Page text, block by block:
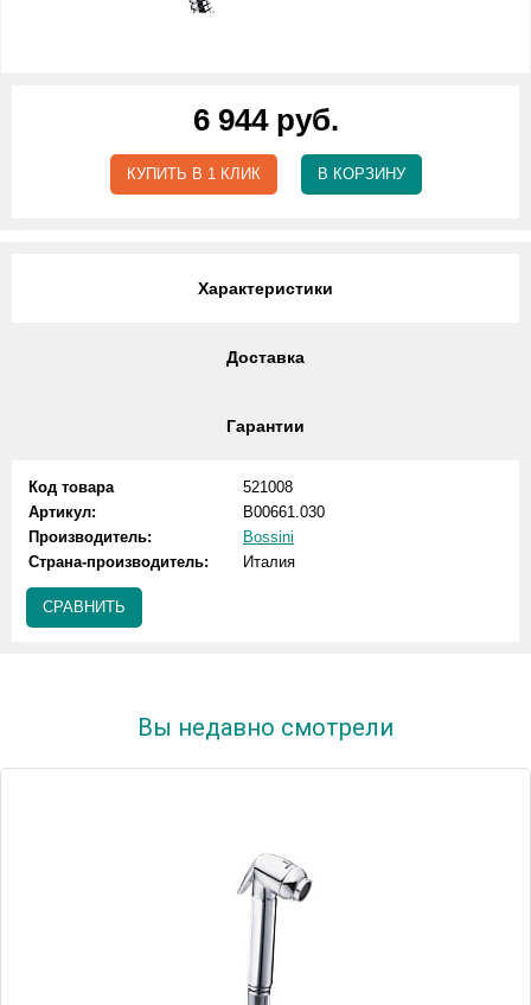
6 944 руб.
КУПИТЬ В 1 КЛИК В КОРЗИНУ
Характеристики
Доставка
Гарантии
Код товара
521008
Артикул:
B00661.030
Производитель:
Bossini
Страна-производитель:
Италия
СРАВНИТЬ
Вы недавно смотрели